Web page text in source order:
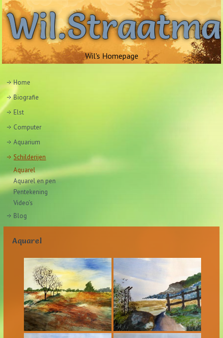
Wil's Homepage
Home
Biografie
Elst
Computer
Aquarium
Schilderijen
Aquarel
Aquarel en pen
Pentekening
Video’s
Blog
Aquarel